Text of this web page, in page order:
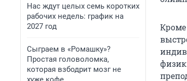
Нас ждут целых семь коротких
рабочих недель: график на
2027 год
Сыграем в «Ромашку»?
Простая головоломка,
которая взбодрит мозг не
Кроме